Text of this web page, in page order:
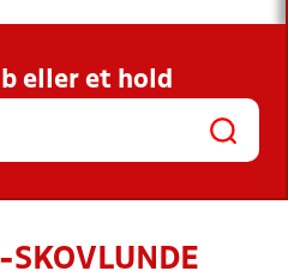
INDHOLD OG NYHEDER
KLUBBER OG
eller et hold
SKOVLUNDE